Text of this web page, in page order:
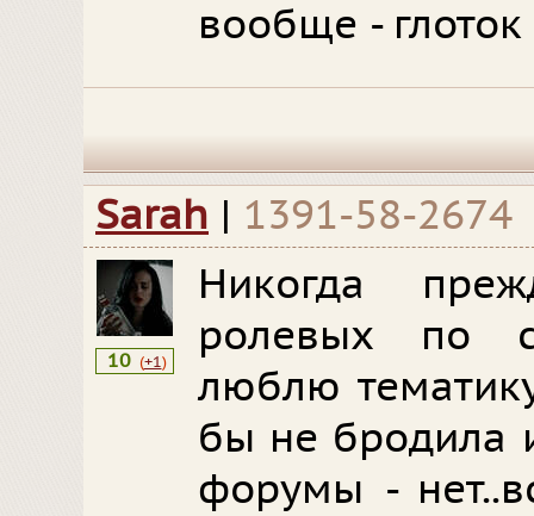
вообще -
Sarah | 1391-58-2674
10 (+1)
Никогда
ролевых по
люблю
бы не бродила
форумы -